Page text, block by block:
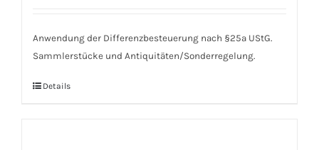
Anwendung der Differenzbesteuerung nach §25a UStG.
Sammlerstücke und Antiquitäten/Sonderregelung.
Details